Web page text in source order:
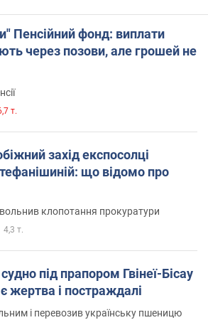
Пенсійний фонд: виплати
через позови, але грошей не
т.
клопотання прокуратури
4,3 т.
під прапором Гвінеї-Бісау
жертва і постраждалі
і перевозив українську пшеницю